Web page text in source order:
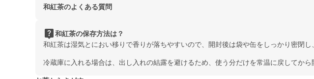
和紅茶のよくある質問
live_help和紅茶の保存方法は？
和紅茶は湿気とにおい移りで香りが落ちやすいので、開封後は袋や缶をしっかり密閉し
冷蔵庫に入れる場合は、出し入れの結露を避けるため、使う分だけを常温に戻してから